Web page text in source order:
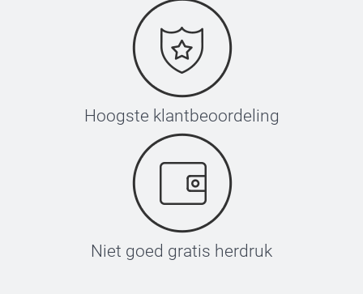
Hoogste klantbeoordeling
Niet goed gratis herdruk